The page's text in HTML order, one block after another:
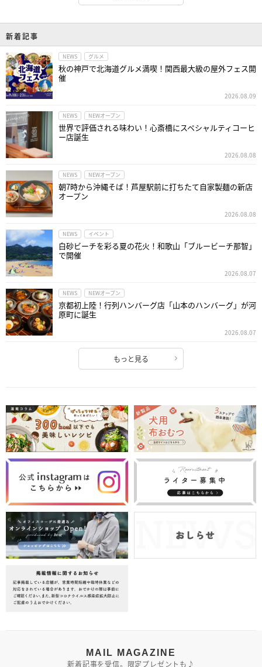
新着記事
NEWS グルメ
秋の神戸で北海道グルメ満喫！関西最大級の屋外フェス開
催
2026.08.09
NEWS NEWオープン
世界で評価される味わい！心斎橋にスペシャルティコーヒ
ー店誕生
2026.08.08
NEWS NEWオープン
朝7時から沖縄そば！芦屋駅前に打ちたて自家製麺の新店
オープン
2026.08.08
NEWS イベント
白砂ビーチを彩る夏の花火！和歌山「ブルービーチ那智」
で開催
2026.08.07
NEWS NEWオープン
京都初上陸！行列ハンバーグ店「山本のハンバーグ」が河
原町に誕生
2026.08.07
もっと見る
MAIL MAGAZINE
新着記事を受信。限定プレゼントも♪